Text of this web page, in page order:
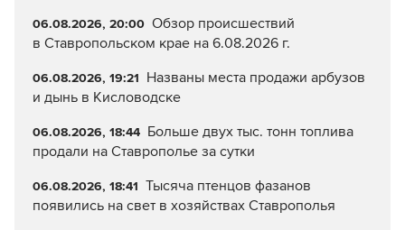
06.08.2026, 20:00 Обзор происшествий
в Ставропольском крае на 6.08.2026 г.
06.08.2026, 19:21 Названы места продажи арбузов
и дынь в Кисловодске
06.08.2026, 18:44 Больше двух тыс. тонн топлива
продали на Ставрополье за сутки
06.08.2026, 18:41 Тысяча птенцов фазанов
появились на свет в хозяйствах Ставрополья